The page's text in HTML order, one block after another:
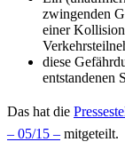
zwingenden
einer
diese
entstandenen
Das hat die
– 05/15 – mitgeteilt.